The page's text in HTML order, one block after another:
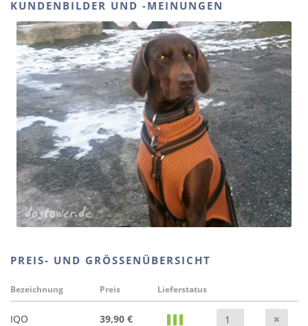
KUNDENBILDER UND -MEINUNGEN
PREIS- UND GRÖSSENÜBERSICHT
Bezeichnung Preis Lieferstatus
IQO
39,90 €